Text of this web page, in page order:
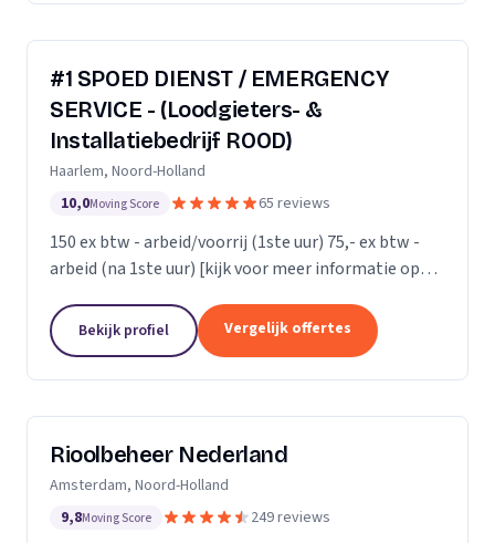
#1 SPOED DIENST / EMERGENCY
SERVICE - (Loodgieters- &
Installatiebedrijf ROOD)
Haarlem, Noord-Holland
10,0Moving Score 65 reviews
150 ex btw - arbeid/voorrij (1ste uur) 75,- ex btw -
arbeid (na 1ste uur) [kijk voor meer informatie op
Bekijk profiel Vergelijk offertes
Rioolbeheer Nederland
Amsterdam, Noord-Holland
9,8Moving Score 249 reviews